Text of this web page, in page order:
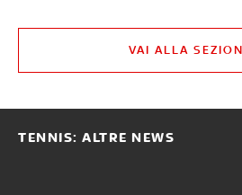
VAI ALLA
TENNIS: ALTRE NEWS